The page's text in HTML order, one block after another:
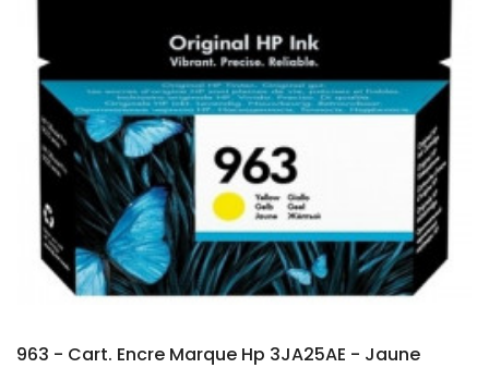
963 - Cart. Encre Marque Hp 3JA25AE - Jaune